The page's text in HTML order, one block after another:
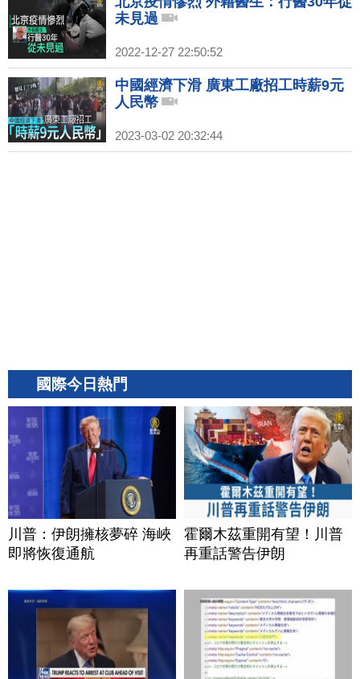
未見過
2022-12-27 22:50:52
中國經濟下滑 廣東工廠招工時薪9元
人民幣
2023-03-02 20:32:44
國際今日熱門
川普：伊朗擁核夢碎 海峽
即將恢復通航
霍爾木茲重開有望！川普
再重話警告伊朗